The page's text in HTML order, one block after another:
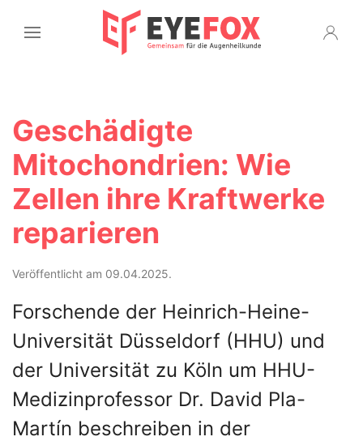
Geschädigte
Mitochondrien: Wie
Zellen ihre Kraftwerke
reparieren
Veröffentlicht am 09.04.2025.
Forschende der Heinrich-Heine-
Universität Düsseldorf (HHU) und
der Universität zu Köln um HHU-
Medizinprofessor Dr. David Pla-
Martín beschreiben in der